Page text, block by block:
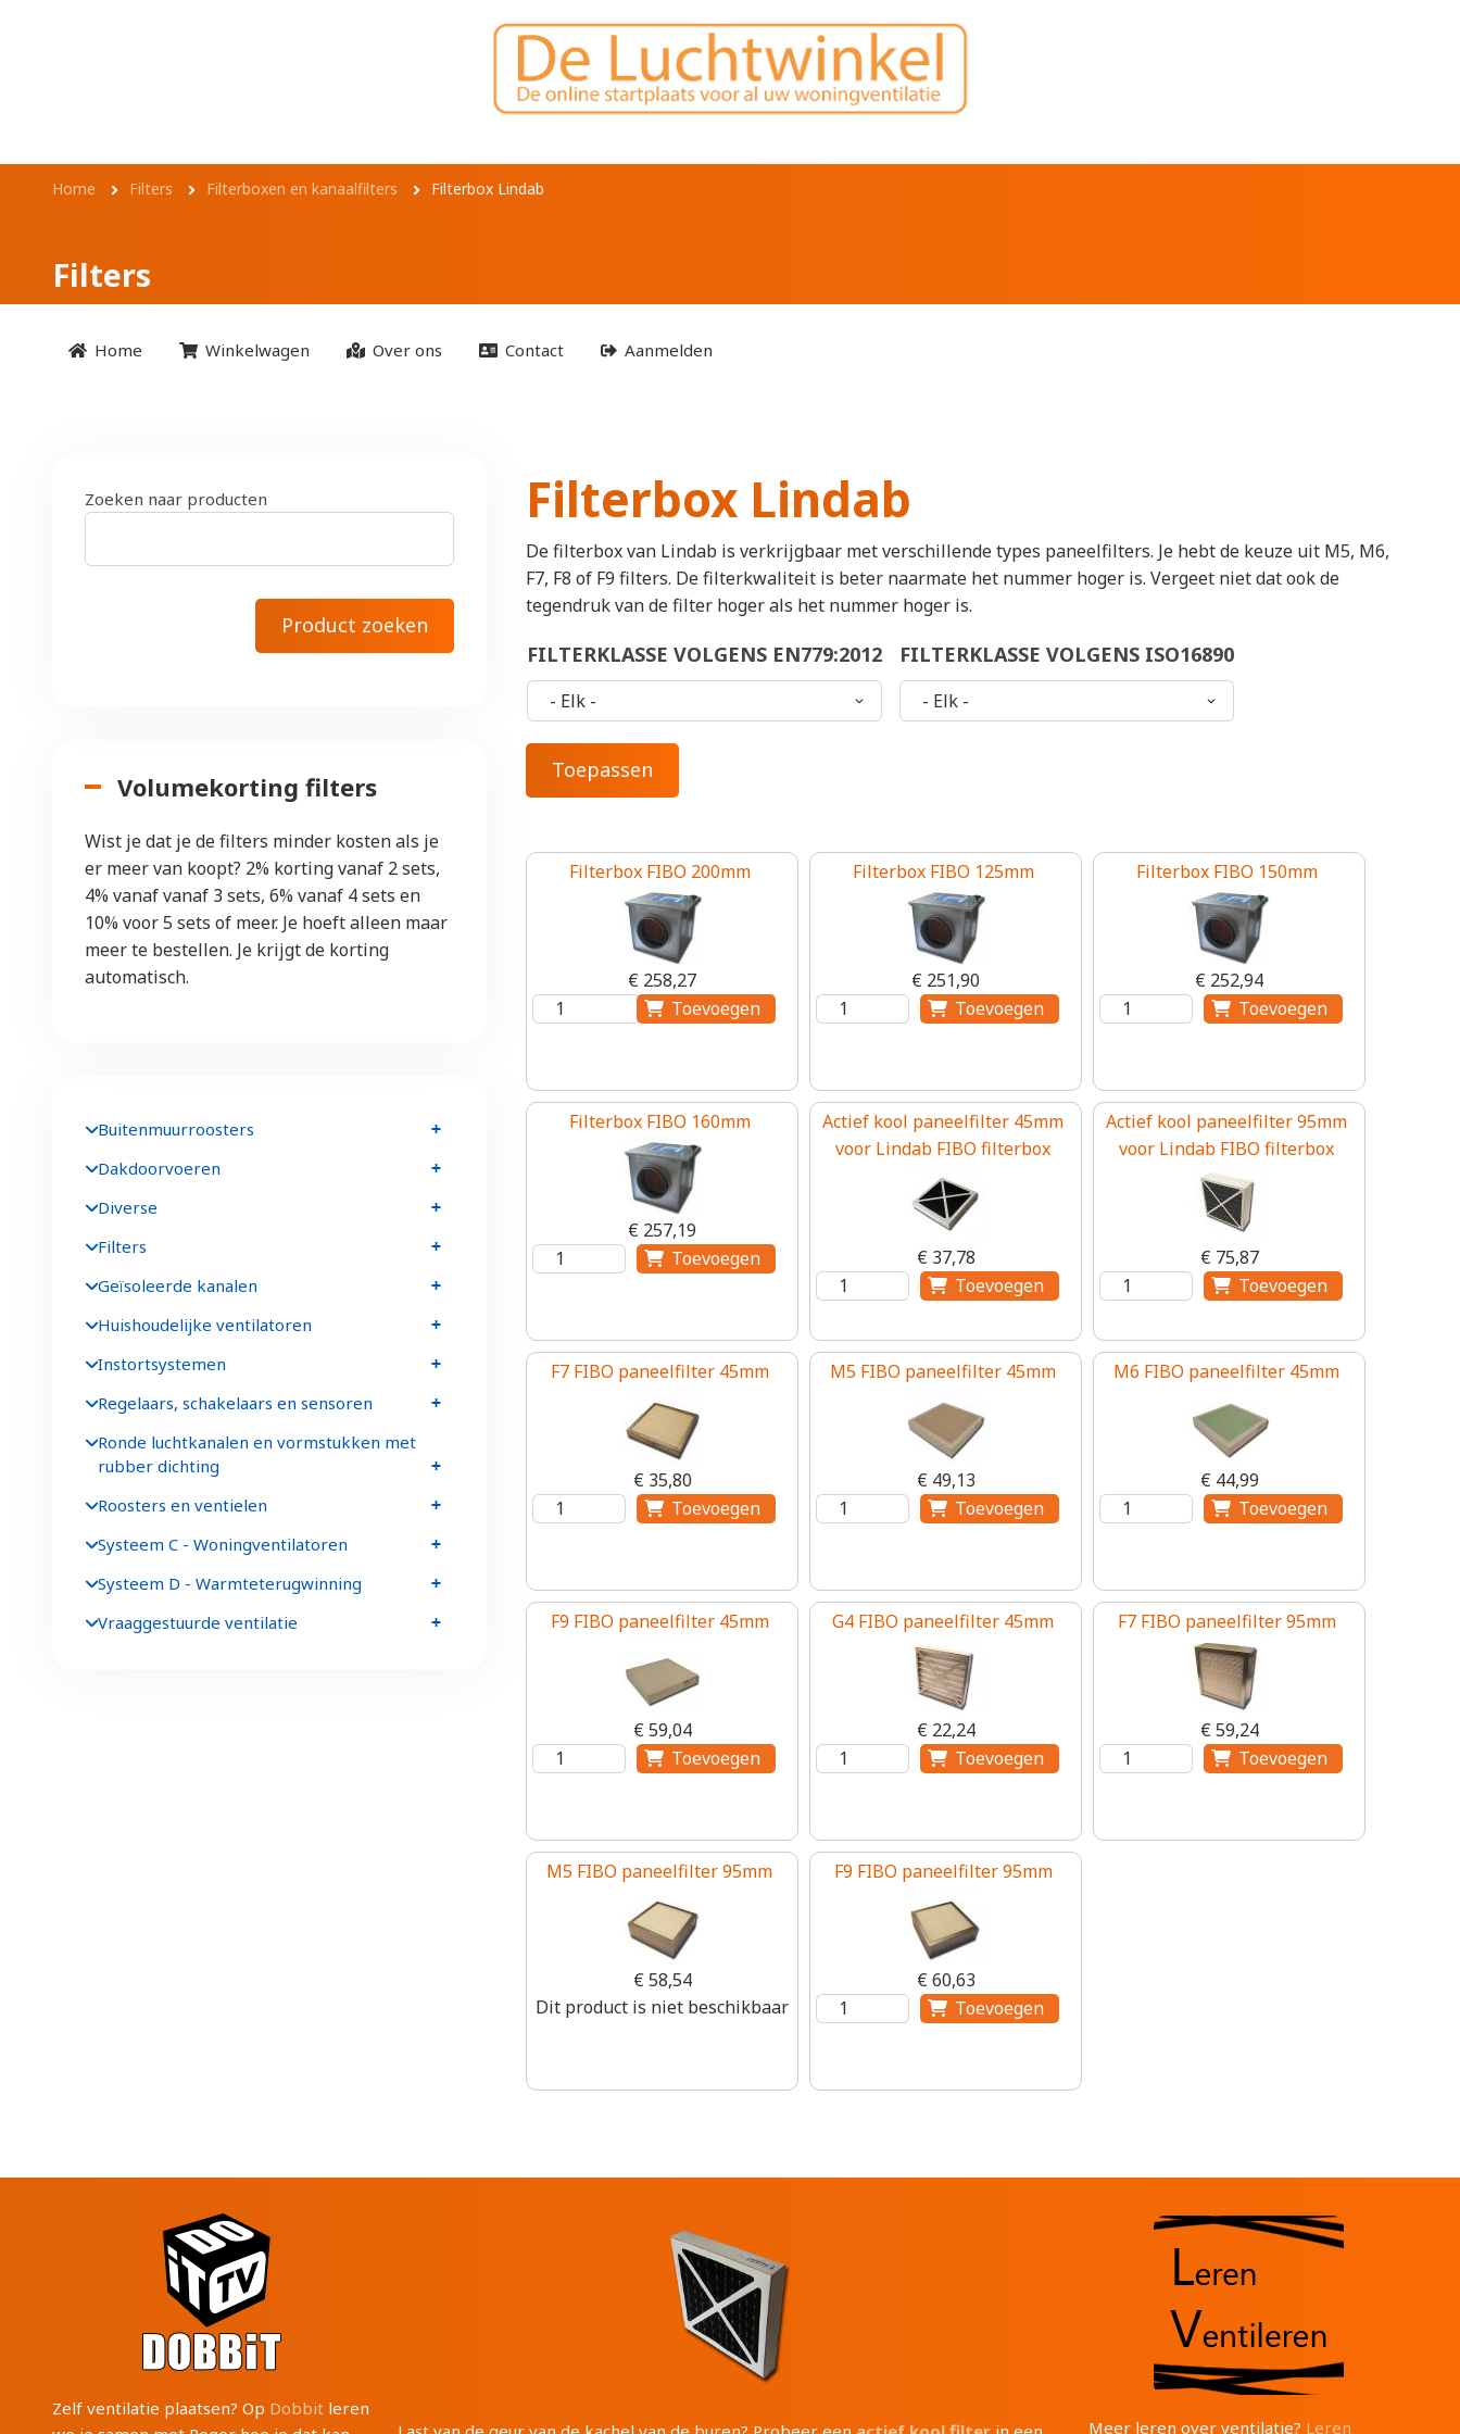
Kruimelpad
Home Filters Filterboxen en kanaalfilters Filterbox Lindab
Filters
Home Winkelwagen Over ons Contact Aanmelden
Filterbox Lindab
De filterbox van Lindab is verkrijgbaar met verschillende types paneelfilters. Je hebt de keuze uit M5, M6,
F7, F8 of F9 filters. De filterkwaliteit is beter naarmate het nummer hoger is. Vergeet niet dat ook de
tegendruk van de filter hoger als het nummer hoger is.
FILTERKLASSE VOLGENS EN779:2012 FILTERKLASSE VOLGENS ISO16890
Filterbox FIBO 200mm
€ 258,27
Filterbox FIBO 125mm
€ 251,90
Filterbox FIBO 150mm
€ 252,94
Filterbox FIBO 160mm
€ 257,19
Actief kool paneelfilter 45mm
voor Lindab FIBO filterbox
€ 37,78
Actief kool paneelfilter 95mm
voor Lindab FIBO filterbox
€ 75,87
F7 FIBO paneelfilter 45mm
€ 35,80
M5 FIBO paneelfilter 45mm
€ 49,13
M6 FIBO paneelfilter 45mm
€ 44,99
F9 FIBO paneelfilter 45mm
€ 59,04
G4 FIBO paneelfilter 45mm
€ 22,24
F7 FIBO paneelfilter 95mm
€ 59,24
M5 FIBO paneelfilter 95mm
€ 58,54
Dit product is niet beschikbaar
F9 FIBO paneelfilter 95mm
€ 60,63
Zoeken naar producten
Volumekorting filters
Wist je dat je de filters minder kosten als je
er meer van koopt? 2% korting vanaf 2 sets,
4% vanaf vanaf 3 sets, 6% vanaf 4 sets en
10% voor 5 sets of meer. Je hoeft alleen maar
meer te bestellen. Je krijgt de korting
automatisch.
Buitenmuurroosters
Dakdoorvoeren
Diverse
Filters
Geïsoleerde kanalen
Huishoudelijke ventilatoren
Instortsystemen
Regelaars, schakelaars en sensoren
Ronde luchtkanalen en vormstukken met
rubber dichting
Roosters en ventielen
Systeem C - Woningventilatoren
Systeem D - Warmteterugwinning
Vraaggestuurde ventilatie
Zelf ventilatie plaatsen? Op Dobbit leren
Meer leren over ventilatie? Leren